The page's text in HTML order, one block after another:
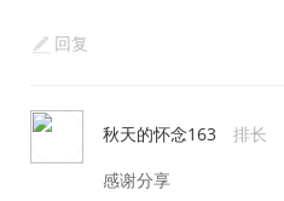
回复
秋天的怀念163 排长
感谢分享